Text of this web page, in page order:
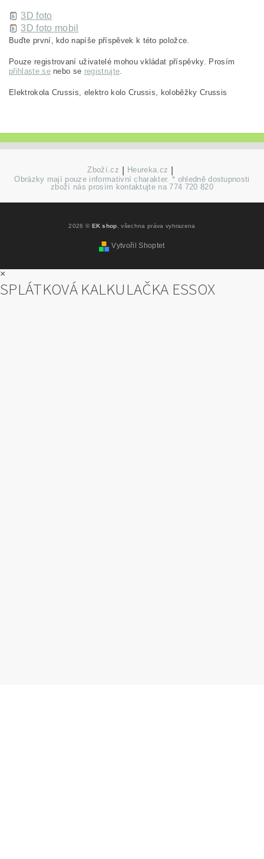
3D foto
3D foto mobil
Buďte první, kdo napíše příspěvek k této položce.
Pouze registrovaní uživatelé mohou vkládat příspěvky. Prosím
přihlaste senebo se registrujte
Elektrokola Crussis, elektro kolo Crussis, koloběžky Crussis
Zboží.cz Heureka.cz
Obrázky mají pouze informativní charakter. * ohledně dostupnosti
zboží nás prosím kontaktujte na 774 720 820
2026 © EK shop , všechna práva vyhrazena
Vytvořil Shoptet
×
SPLÁTKOVÁ KALKULAČKA ESSOX